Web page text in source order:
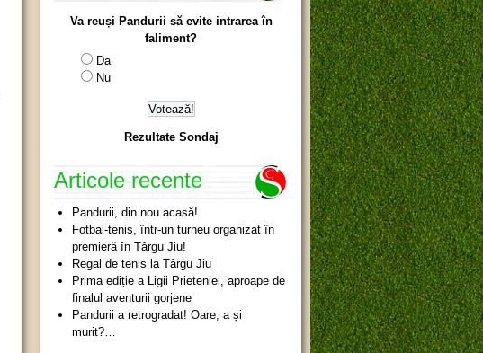
Va reuși Pandurii să evite intrarea în
faliment?
Da
Nu
Rezultate Sondaj
Articole recente
Pandurii, din nou acasă!
Fotbal-tenis, într-un turneu organizat în
premieră în Târgu Jiu!
Regal de tenis la Târgu Jiu
Prima ediție a Ligii Prieteniei, aproape de
finalul aventurii gorjene
Pandurii a retrogradat! Oare, a și
murit?…